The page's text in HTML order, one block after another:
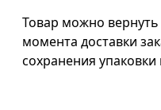
Товар можно вернуть
момента доставки
сохранения